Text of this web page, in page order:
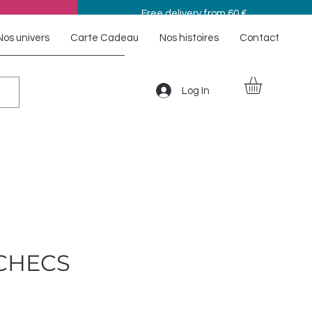
Free delivery from 60 €
univers Carte Cadeau Nos histoires Contact
Log In